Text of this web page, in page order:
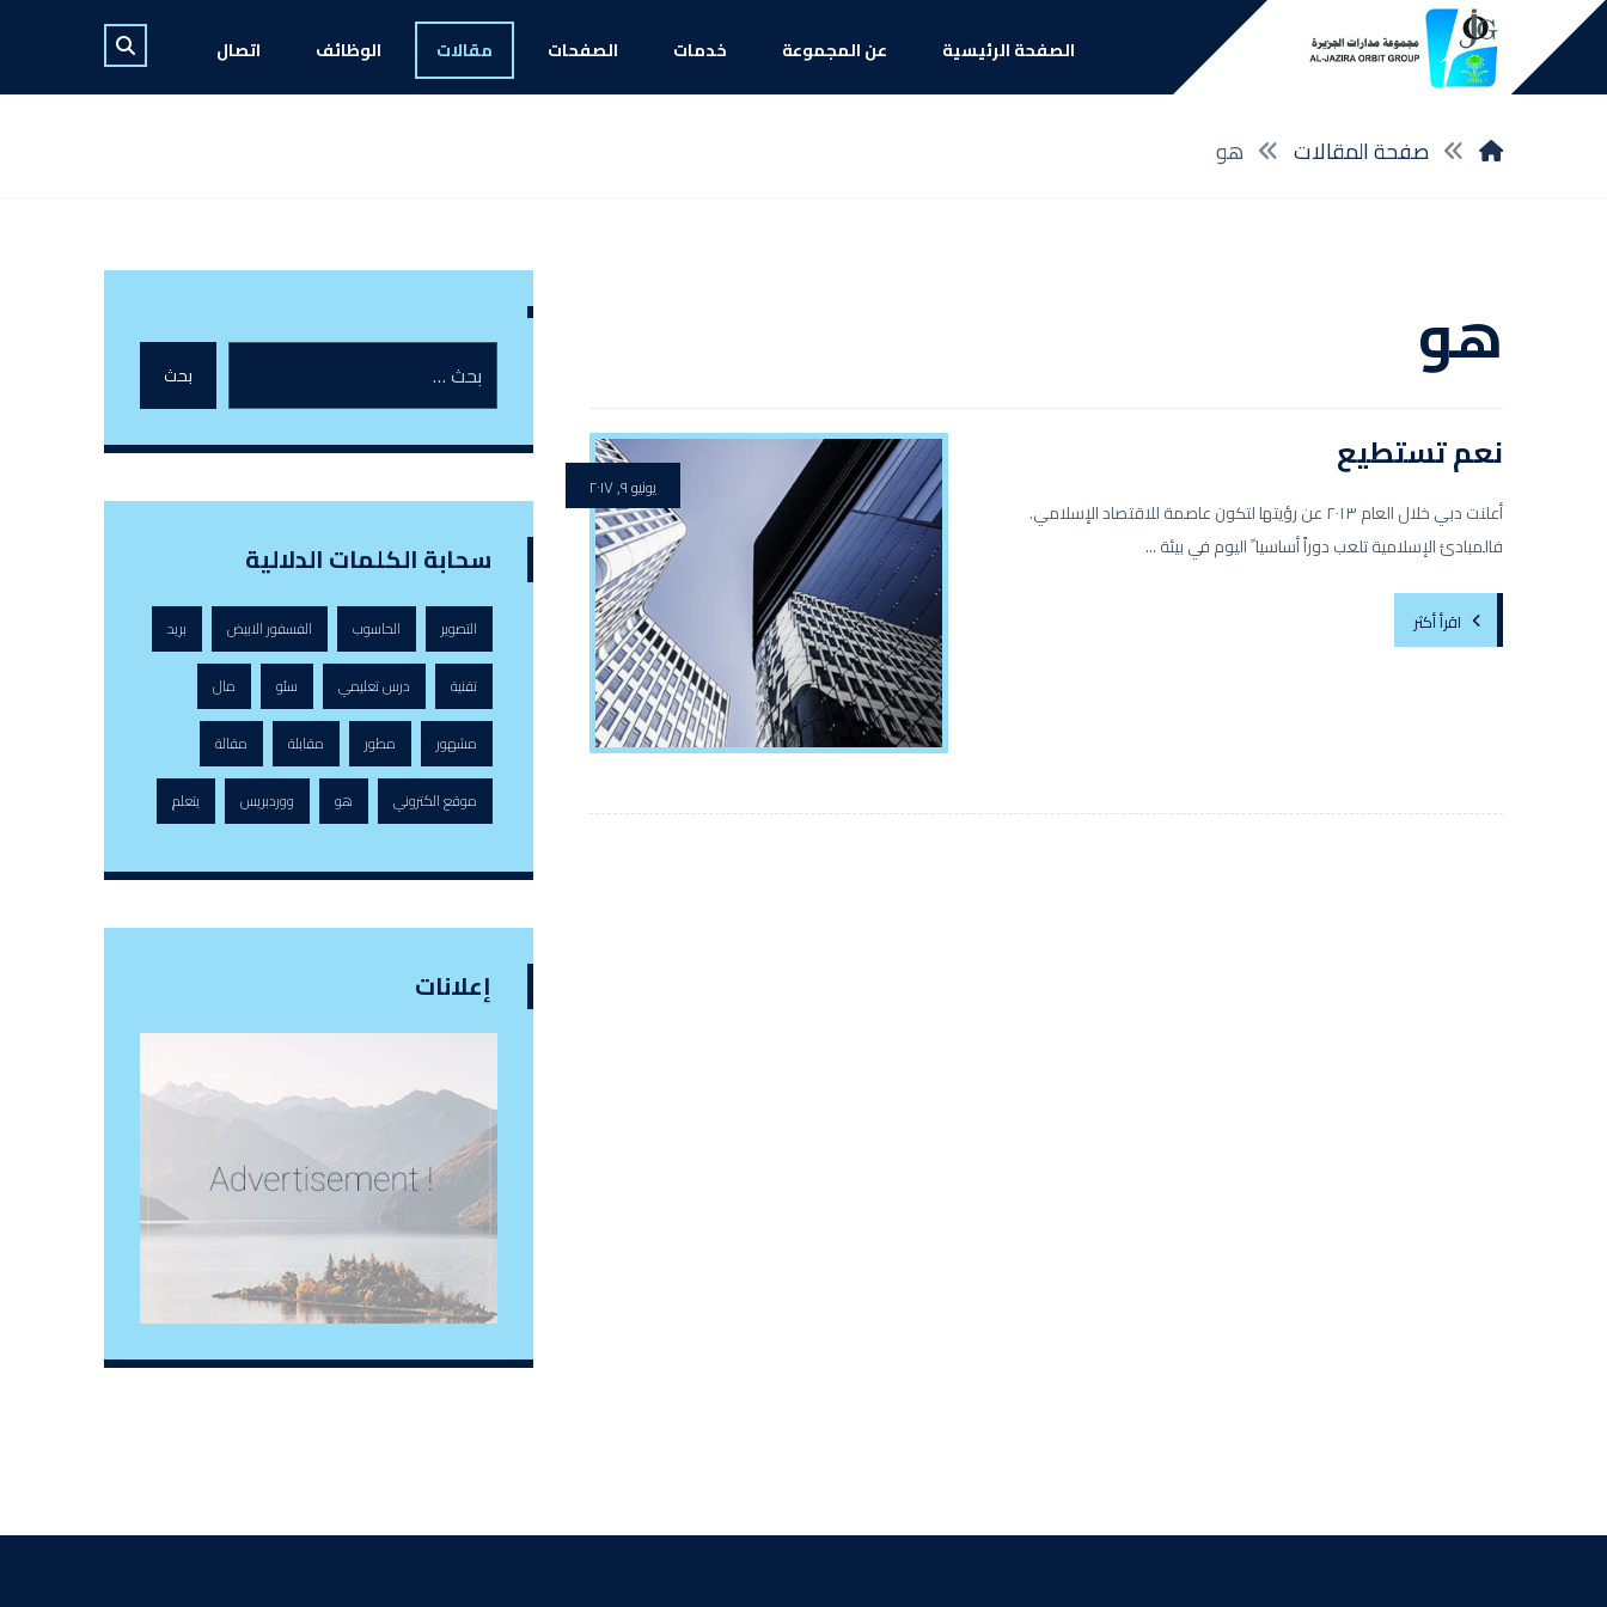
الصفحة الرئيسية عن المجموعة خدمات الصفحات مقالات الوظائف اتصال
صفحة المقالات هو
هو
نعم تستطيع
يونيو ٩, ٢٠١٧
أعلنت دبي خلال العام ٢٠١٣ عن رؤيتها لتكون عاصمة للاقتصاد الإسلامي.
فالمبادئ الإسلامية تلعب دوراً أساسيا ً اليوم في بيئة ...
اقرأ أكثر
بحث
سحابة الكلمات الدلالية
التصوير الحاسوب الفسفور الابيض بريد
تقنية درس تعليمي سئو مال
مشهور مطور مقابلة مقالة
موقع الكتروني هو ووردبريس يتعلم
إعلانات